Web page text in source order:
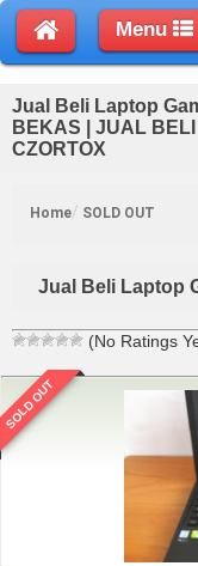
Menu
Jual Beli Laptop
BEKAS | JUAL
CZORTOX
Home SOLD OUT
Jual Beli Laptop
(No Ratings
SOLD OUT